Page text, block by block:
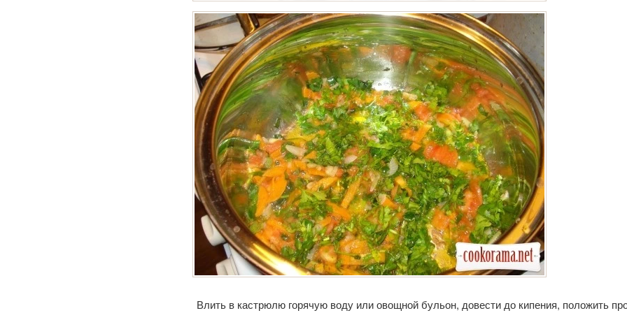
Влить в кастрюлю горячую воду или овощной бульон, довести до кипения, положить